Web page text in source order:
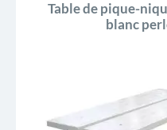
Table de pique-
blanc